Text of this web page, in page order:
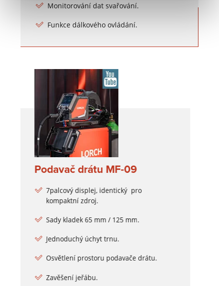
Monitorování dat svařování.
Funkce dálkového ovládání.
Podavač drátu MF-09
7palcový displej, identický pro
kompaktní zdroj.
Sady kladek 65 mm / 125 mm.
Jednoduchý úchyt trnu.
Osvětlení prostoru podavače drátu.
Zavěšení jeřábu.